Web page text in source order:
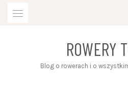
ROWERY
Blog o rowerach i o